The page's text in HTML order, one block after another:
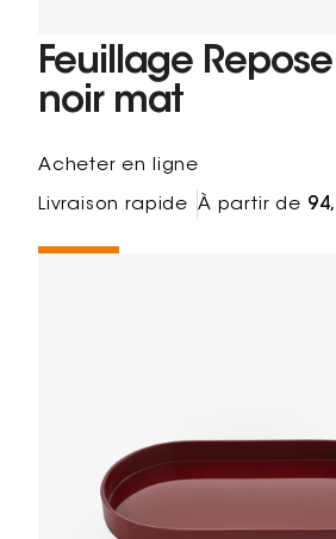
Feuillage
noir mat
Acheter en ligne
Livraison rapide À partir de